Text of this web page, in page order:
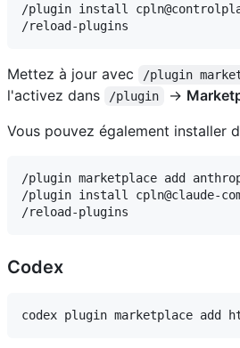
/plugin install
Mettez à jour avec /plugin
l'activez dans
/plugin →
Vous pouvez également installer
/plugin marketplace add
/plugin install cpln@claude-
Codex